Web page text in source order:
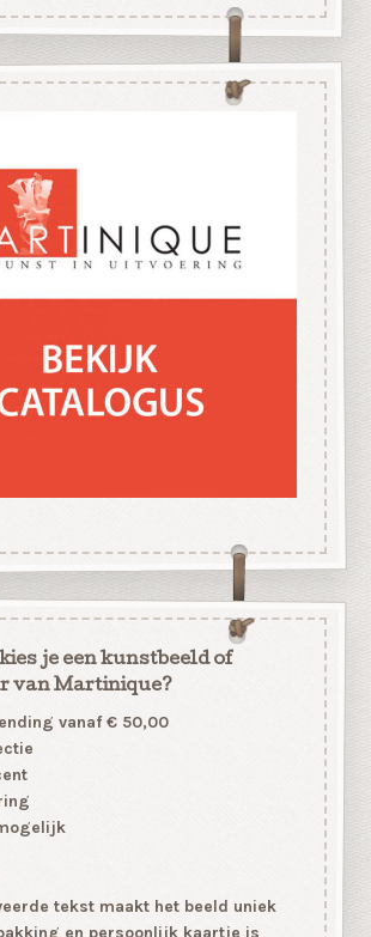
je een kunstbeeld of
van Martinique?
vanaf € 50,00
tekst maakt het beeld uniek
en persoonlijk kaartje is